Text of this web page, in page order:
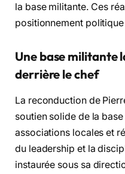
la base militante. Ces
positionnement politique
Une base militante
derrière le chef
La reconduction de
soutien solide de la
associations locales et
du leadership et la
instaurée sous sa